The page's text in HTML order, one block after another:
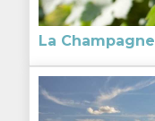
La Champagne